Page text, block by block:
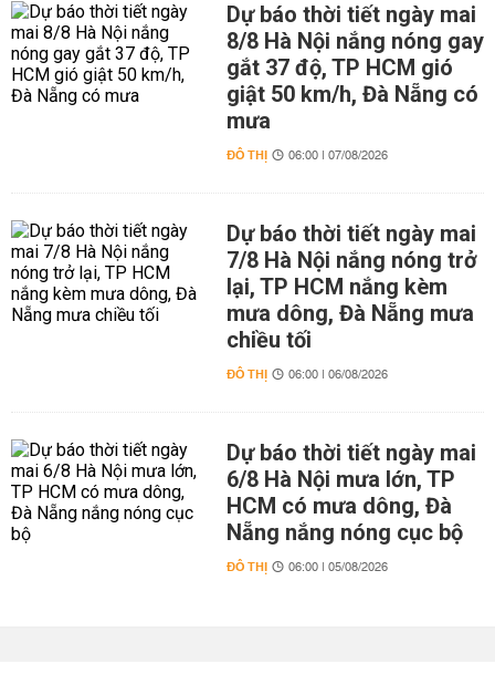
Dự báo thời tiết ngày mai
8/8 Hà Nội nắng nóng gay
gắt 37 độ, TP HCM gió
giật 50 km/h, Đà Nẵng có
mưa
ĐÔ THỊ 06:00 | 07/08/2026
Dự báo thời tiết ngày mai
7/8 Hà Nội nắng nóng trở
lại, TP HCM nắng kèm
mưa dông, Đà Nẵng mưa
chiều tối
ĐÔ THỊ 06:00 | 06/08/2026
Dự báo thời tiết ngày mai
6/8 Hà Nội mưa lớn, TP
HCM có mưa dông, Đà
Nẵng nắng nóng cục bộ
ĐÔ THỊ 06:00 | 05/08/2026